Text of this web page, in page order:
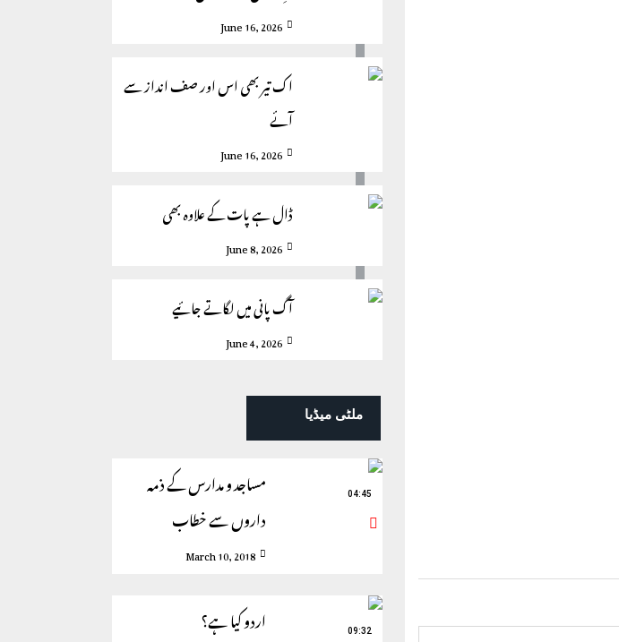
June 16, 2026
اک تیر بھی اس اور صف انداز سے
آئے
June 16, 2026
ڈال ہے پات کے علاوہ بھی
June 8, 2026
آگ پانی میں لگاتے جائیے
June 4, 2026
ملٹی میڈیا
مساجد و مدارس کے ذمہ
داروں سے خطاب
March 10, 2018
04:45
اردو کیا ہے؟ 09:32